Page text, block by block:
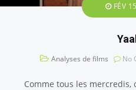
FÉV
Analyses de films No
Comme tous les